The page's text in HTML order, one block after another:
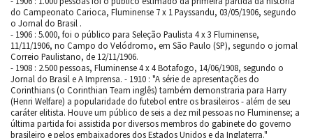
do Campeonato Carioca, Fluminense 7 x 1 Payssandu, 03/05/1906, segundo
o Jornal do Brasil .
- 1906 : 5.000, foi o público para Seleção Paulista 4 x 3 Fluminense,
11/11/1906, no Campo do Velódromo, em São Paulo (SP), segundo o jornal
Correio Paulistano, de 12/11/1906.
- 1908 : 2.500 pessoas, Fluminense 4 x 4 Botafogo, 14/06/1908, segundo o
Jornal do Brasil e A Imprensa. - 1910 : "A série de apresentações do
Corinthians (o Corinthian Team inglês) também demonstraria para Harry
(Henri Welfare) a popularidade do futebol entre os brasileiros - além de seu
caráter elitista. Houve um público de seis a dez mil pessoas no Fluminense; a
última partida foi assistida por diversos membros do gabinete do governo
brasileiro e pelos embaixadores dos Estados Unidos e da Inglaterra."